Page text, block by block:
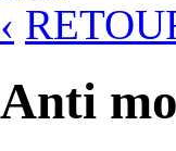
‹
Anti